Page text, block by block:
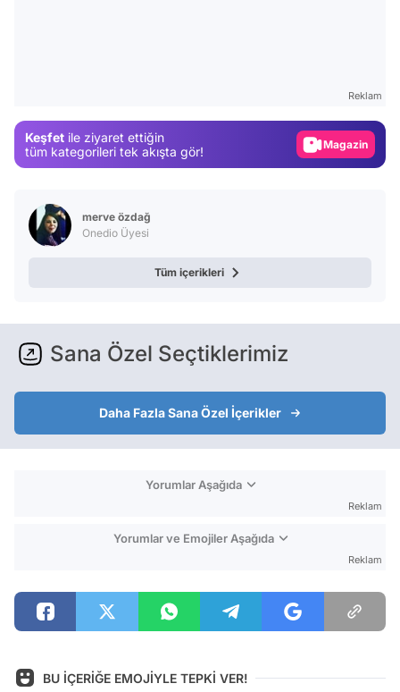
Reklam
Keşfet ile ziyaret ettiğin
tüm kategorileri tek akışta gör!
Video
merve özdağ
Onedio Üyesi
Tüm içerikleri
Sana Özel Seçtiklerimiz
Daha Fazla Sana Özel İçerikler
Yorumlar Aşağıda
Reklam
Yorumlar ve Emojiler Aşağıda
Reklam
BU İÇERİĞE EMOJİYLE TEPKİ VER!